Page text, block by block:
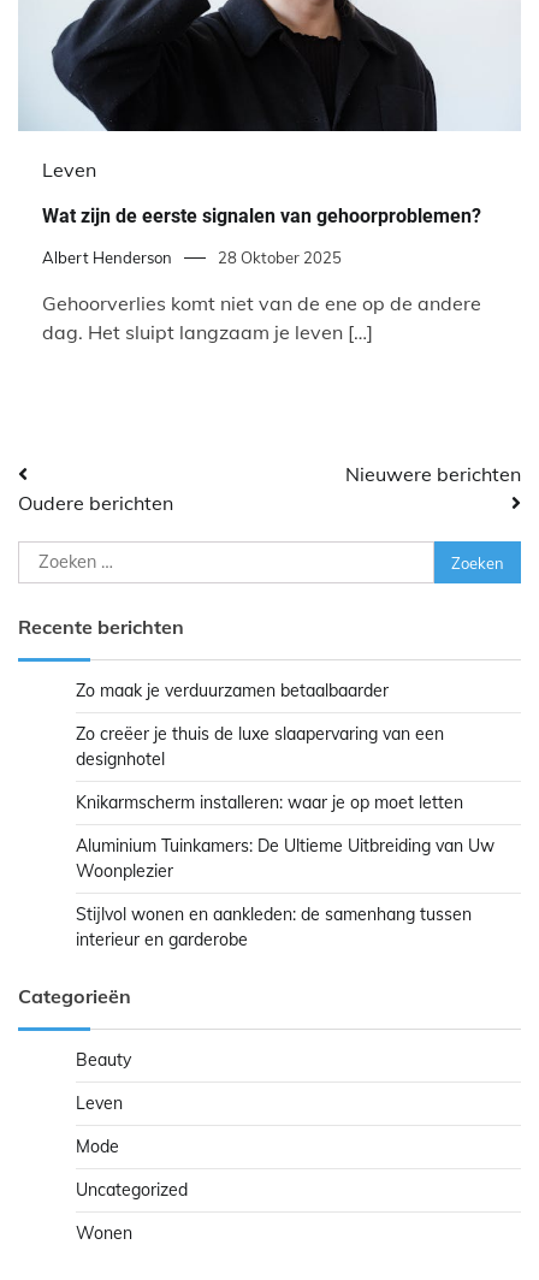
Leven
Wat zijn de eerste signalen van gehoorproblemen?
Albert Henderson 28 Oktober 2025
Gehoorverlies komt niet van de ene op de andere
dag. Het sluipt langzaam je leven […]
Berichtennavigatie
Oudere berichten
Nieuwere berichten
Zoeken
naar:
Recente berichten
Zo maak je verduurzamen betaalbaarder
Zo creëer je thuis de luxe slaapervaring van een
designhotel
Knikarmscherm installeren: waar je op moet letten
Aluminium Tuinkamers: De Ultieme Uitbreiding van Uw
Woonplezier
Stijlvol wonen en aankleden: de samenhang tussen
interieur en garderobe
Categorieën
Beauty
Leven
Mode
Uncategorized
Wonen